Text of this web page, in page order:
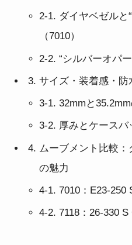
2-1. ダイヤベゼルと
（7010）
2-2. “シルバーオパ
サイズ・装着感・
3-1. 32mmと35.2mm
3-2. 厚みとケースバ
ムーブメント比較
の魅力
4-1. 7010：E23-250
4-2. 7118：26-330 S